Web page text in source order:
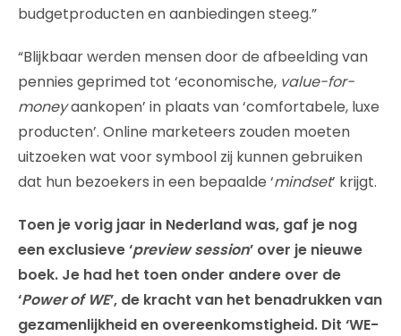
budgetproducten en aanbiedingen steeg.”
“Blijkbaar werden mensen door de afbeelding van
pennies geprimed tot ‘economische, value-for-
moneyaankopen’ in plaats van ‘comfortabele, luxe
producten’. Online marketeers zouden moeten
uitzoeken wat voor symbool zij kunnen gebruiken
dat hun bezoekers in een bepaalde ‘mindset’ krijgt.
Toen je vorig jaar in Nederland was, gaf je nog
een exclusieve ‘preview session’ over je nieuwe
boek. Je had het toen onder andere over de
‘Power of WE’, de kracht van het benadrukken van
gezamenlijkheid en overeenkomstigheid. Dit ‘WE-